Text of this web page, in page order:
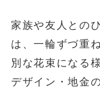
家族や友人との
は、一輪ずづ重
別な花束になる
デザイン・地金